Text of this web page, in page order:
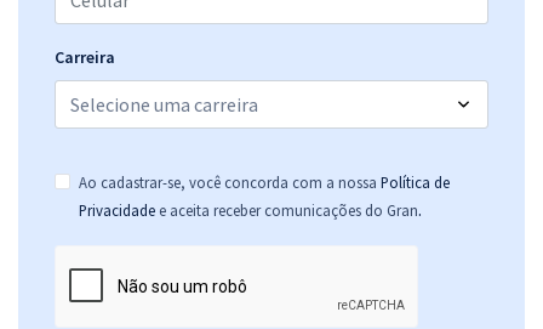
Carreira
Ao cadastrar-se, você concorda com a nossa Política de
Privacidade e aceita receber comunicações do Gran.